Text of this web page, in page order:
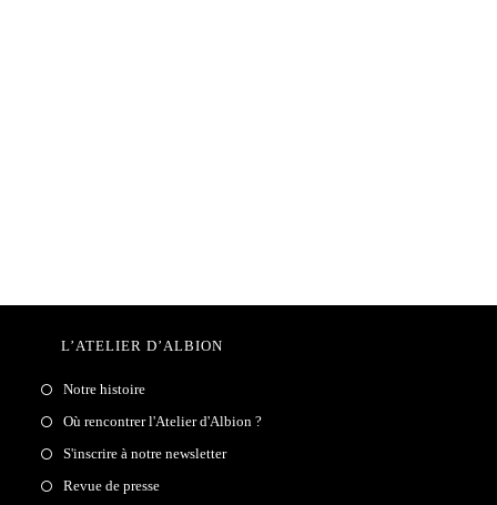
L’ATELIER D’ALBION
Notre histoire
Où rencontrer l'Atelier d'Albion ?
S'inscrire à notre newsletter
Revue de presse